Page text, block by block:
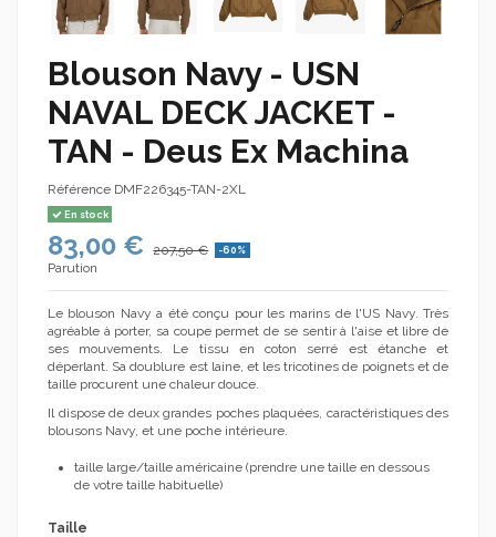
Blouson Navy - USN
NAVAL DECK JACKET -
TAN - Deus Ex Machina
Référence DMF226345-TAN-2XL
En stock
83,00 € 207,50 € -60%
Parution
Le blouson Navy a été conçu pour les marins de l'US Navy. Très
agréable à porter, sa coupe permet de se sentir à l'aise et libre de
ses mouvements. Le tissu en coton serré est étanche et
déperlant. Sa doublure est laine, et les tricotines de poignets et de
taille procurent une chaleur douce.
Il dispose de deux grandes poches plaquées, caractéristiques des
blousons Navy, et une poche intérieure.
taille large/taille américaine (prendre une taille en dessous
de votre taille habituelle)
Taille